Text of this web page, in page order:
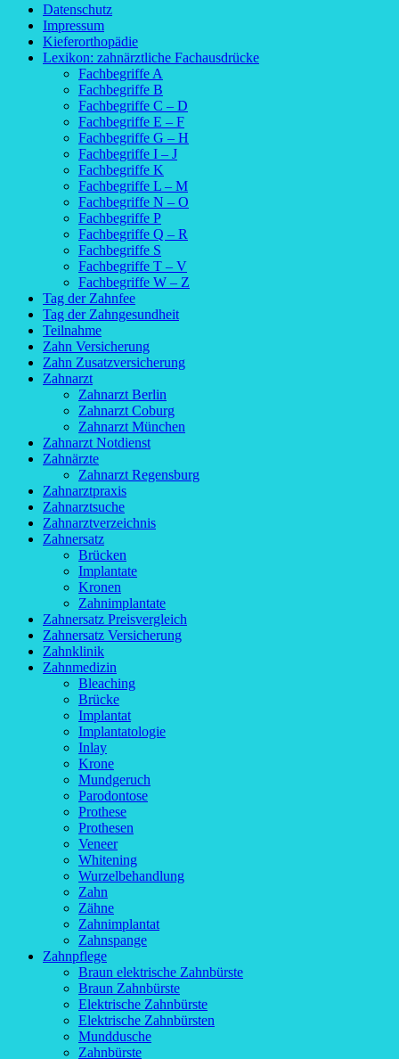
Datenschutz
Impressum
Kieferorthopädie
Lexikon: zahnärztliche Fachausdrücke
Fachbegriffe A
Fachbegriffe B
Fachbegriffe C – D
Fachbegriffe E – F
Fachbegriffe G – H
Fachbegriffe I – J
Fachbegriffe K
Fachbegriffe L – M
Fachbegriffe N – O
Fachbegriffe P
Fachbegriffe Q – R
Fachbegriffe S
Fachbegriffe T – V
Fachbegriffe W – Z
Tag der Zahnfee
Tag der Zahngesundheit
Teilnahme
Zahn Versicherung
Zahn Zusatzversicherung
Zahnarzt
Zahnarzt Berlin
Zahnarzt Coburg
Zahnarzt München
Zahnarzt Notdienst
Zahnärzte
Zahnarzt Regensburg
Zahnarztpraxis
Zahnarztsuche
Zahnarztverzeichnis
Zahnersatz
Brücken
Implantate
Kronen
Zahnimplantate
Zahnersatz Preisvergleich
Zahnersatz Versicherung
Zahnklinik
Zahnmedizin
Bleaching
Brücke
Implantat
Implantatologie
Inlay
Krone
Mundgeruch
Parodontose
Prothese
Prothesen
Veneer
Whitening
Wurzelbehandlung
Zahn
Zähne
Zahnimplantat
Zahnspange
Zahnpflege
Braun elektrische Zahnbürste
Braun Zahnbürste
Elektrische Zahnbürste
Elektrische Zahnbürsten
Munddusche
Zahnbürste